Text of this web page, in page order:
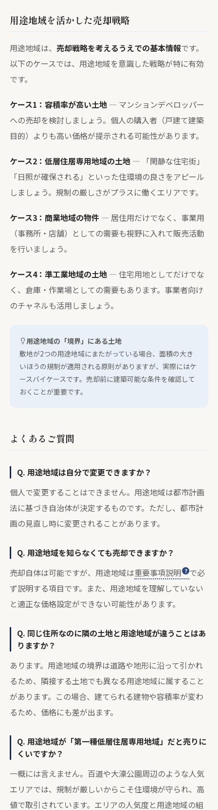
用途地域を活かした売却戦略
用途地域は、 売却戦略を考えるうえでの基本情報です。
以下のケースでは、用途地域を意識した戦略が特に有効
です。
ケース1：容積率が高い土地 — マンションデベロッパー
への売却を検討しましょう。個人の購入者（戸建て建築
目的）よりも高い価格が提示される可能性があります。
ケース2：低層住居専用地域の土地 — 「閑静な住宅街」
「日照が確保される」といった住環境の良さをアピール
しましょう。規制の厳しさがプラスに働くエリアです。
ケース3：商業地域の物件 — 居住用だけでなく、事業用
（事務所・店舗）としての需要も視野に入れて販売活動
を行いましょう。
ケース4：準工業地域の土地 — 住宅用地としてだけでな
く、倉庫・作業場としての需要もあります。事業者向け
のチャネルも活用しましょう。
用途地域の「境界」にある土地
敷地が2つの用途地域にまたがっている場合、面積の大き
いほうの規制が適用される原則がありますが、実際にはケ
ースバイケースです。売却前に建築可能な条件を確認して
おくことが重要です。
よくあるご質問
Q. 用途地域は自分で変更できますか？
個人で変更することはできません。用途地域は都市計画
法に基づき自治体が決定するものです。ただし、都市計
画の見直し時に変更されることがあります。
Q. 用途地域を知らなくても売却できますか？
売却自体は可能ですが、用途地域は重要事項説明
で必
ず説明する項目です。また、用途地域を理解していない
と適正な価格設定ができない可能性があります。
Q. 同じ住所なのに隣の土地と用途地域が違うことはあ
りますか？
あります。用途地域の境界は道路や地形に沿って引かれ
るため、隣接する土地でも異なる用途地域に属すること
があります。この場合、建てられる建物や容積率が変わ
るため、価格にも差が出ます。
Q. 用途地域が「第一種低層住居専用地域」だと売りに
くいですか？
一概には言えません。百道や大濠公園周辺のような人気
エリアでは、規制が厳しいからこそ住環境が守られ、高
値で取引されています。エリアの人気度と用途地域の組